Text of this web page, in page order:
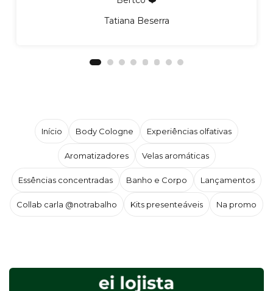
Tatiana Beserra
Início Body Cologne Experiências olfativas
Aromatizadores Velas aromáticas
Essências concentradas Banho e Corpo Lançamentos
Collab carla @notrabalho Kits presenteáveis Na promo